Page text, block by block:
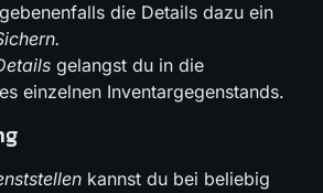
die Details dazu ein
gelangst du in die
einzelnen Inventargegenstands.
kannst du bei beliebig